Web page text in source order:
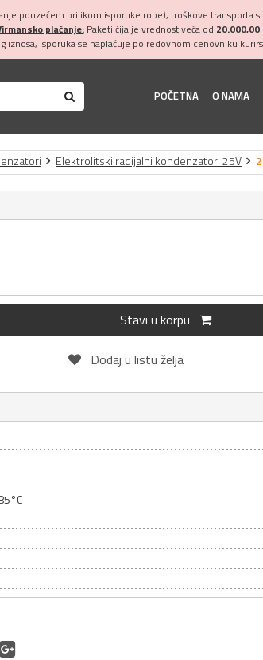
pouzećem prilikom isporuke robe), troškove transporta
plaćanje:Paketi čija je vrednost veća od 20.000,00
iznosa, isporuka se naplaćuje po redovnom cenovniku
POČETNA O NAMA
Elektrolitski radijalni kondenzatori 25V
Stavi u korpu
Dodaj u listu želja